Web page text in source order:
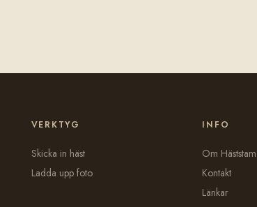
VERKTYG
Skicka in häst
Ladda upp foto
INFO
Om Häststam
Kontakt
Länkar